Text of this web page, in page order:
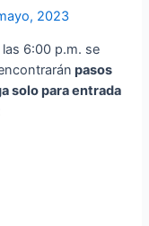
2023
6:00 p.m. se
pasos
solo para entrada